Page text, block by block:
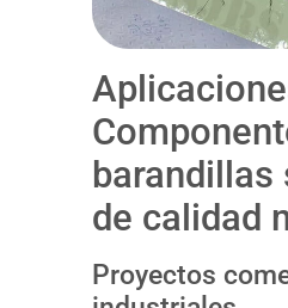
barandillas
de calidad
Proyectos